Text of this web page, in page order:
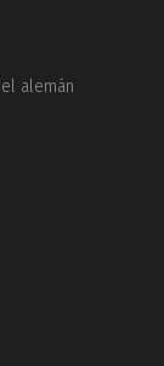
alemán